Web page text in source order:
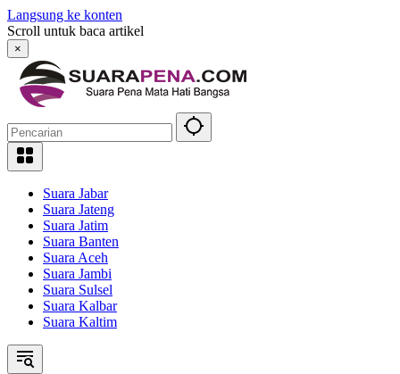
Langsung ke konten
Scroll untuk baca artikel
×
Suara Jabar
Suara Jateng
Suara Jatim
Suara Banten
Suara Aceh
Suara Jambi
Suara Sulsel
Suara Kalbar
Suara Kaltim